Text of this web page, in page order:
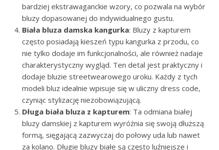
bardziej ekstrawaganckie wzory, co pozwala na wybór
bluzy dopasowanej do indywidualnego gustu.
Biała bluza damska kangurka: Bluzy z kapturem
często posiadają kieszeń typu kangurka z przodu, co
nie tylko dodaje im funkcjonalności, ale również nadaje
charakterystyczny wygląd. Ten detal jest praktyczny i
dodaje bluzie streetwearowego uroku. Każdy z tych
modeli bluz idealnie wpisuje się w uliczny dress code,
czyniąc stylizację niezobowiązującą.
Długa biała bluza z kapturem: Ta odmiana białej
bluzy damskiej z kapturem wyróżnia się swoją dłuższą
formą, sięgającą zazwyczaj do połowy uda lub nawet
za kolano. Długie bluzy białe są często luźniejsze i